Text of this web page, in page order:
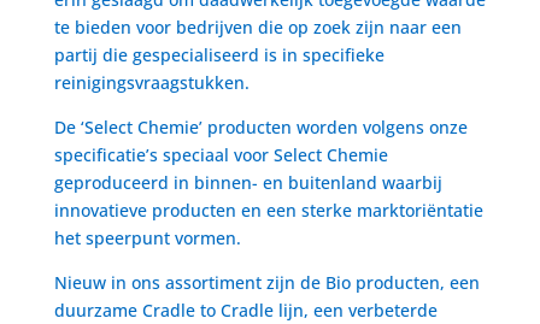
te bieden voor bedrijven die op zoek zijn naar een
partij die gespecialiseerd is in specifieke
reinigingsvraagstukken.
De ‘Select Chemie’ producten worden volgens onze
specificatie’s speciaal voor Select Chemie
geproduceerd in binnen- en buitenland waarbij
innovatieve producten en een sterke marktoriëntatie
het speerpunt vormen.
Nieuw in ons assortiment zijn de Bio producten, een
duurzame Cradle to Cradle lijn, een verbeterde